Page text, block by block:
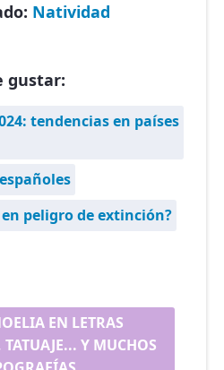
Natividad
gustar:
tendencias en países
peligro de extinción?
EN LETRAS
Y MUCHOS